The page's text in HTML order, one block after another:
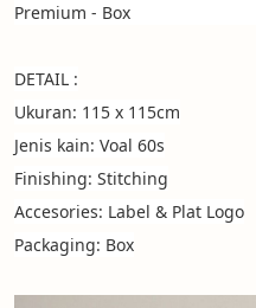
Premium - Box
DETAIL :
Ukuran: 115 x 115cm
Jenis kain: Voal 60s
Finishing: Stitching
Accesories: Label & Plat Logo
Packaging: Box